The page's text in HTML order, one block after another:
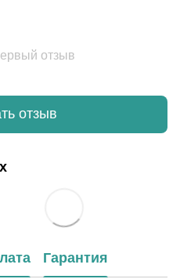
отзыв
отзыв
Гарантия